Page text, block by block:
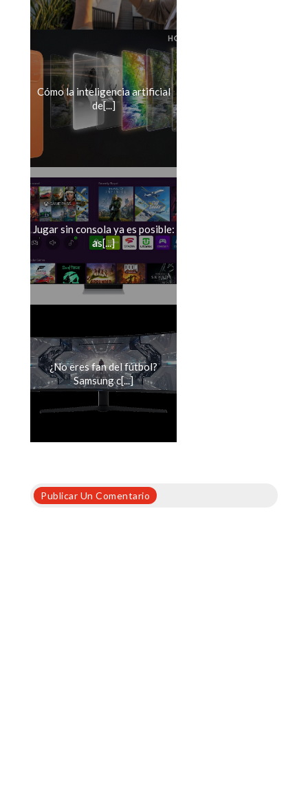
Cómo la inteligencia artificial
de[...]
Jugar sin consola ya es posible:
as[...]
¿No eres fan del fútbol?
Samsung c[...]
Publicar Un Comentario